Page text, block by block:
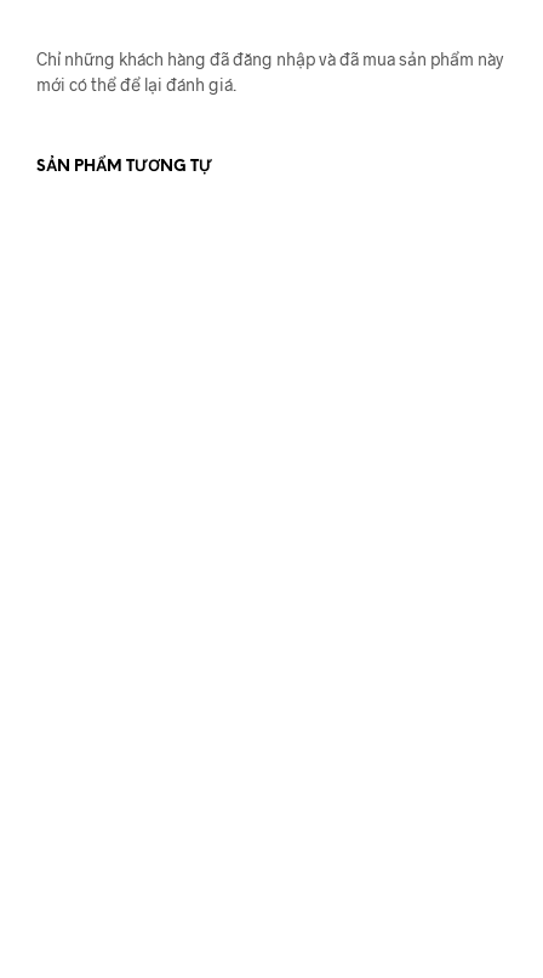
Chỉ những khách hàng đã đăng nhập và đã mua sản phẩm này
mới có thể để lại đánh giá.
SẢN PHẨM TƯƠNG TỰ